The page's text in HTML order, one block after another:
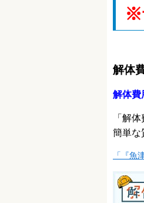
※
解体
解体費
「解
簡単な
「『魚